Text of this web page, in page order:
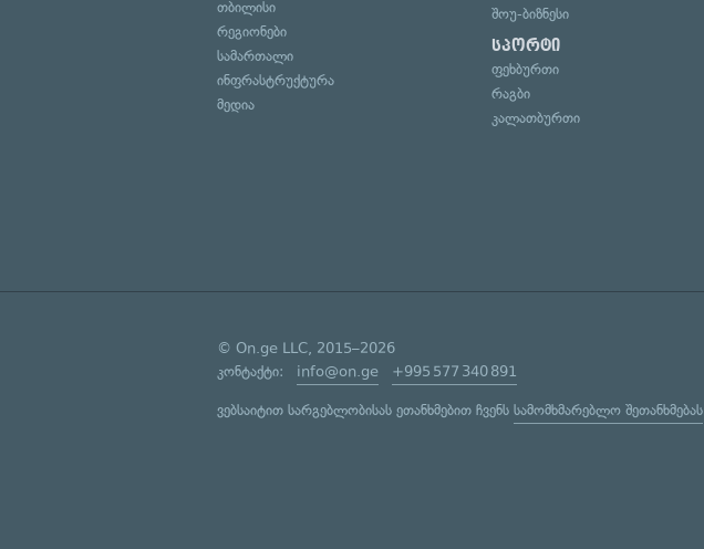
თბილისი
რეგიონები
სამართალი
ინფრასტრუქტურა
მედია
შოუ-ბიზნესი
სპორტი
ფეხბურთი
რაგბი
კალათბურთი
© On.ge LLC, 2015–2026
კონტაქტი: info@on.ge +995 577 340 891
ვებსაიტით სარგებლობისას ეთანხმებით ჩვენს სამომხმარებლო შეთანხმებას